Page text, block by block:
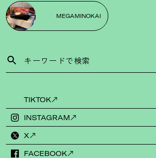
MEGAMINOKAI
TIKTOK
INSTAGRAM
X
FACEBOOK